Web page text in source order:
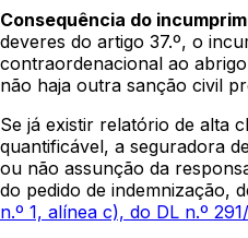
Consequência do
deveres do artigo 37.º, o
contraordenacional ao
não haja outra sanção civil
Se já existir relatório de alta
quantificável, a seguradora
ou não assunção da
do pedido de indemnização,
n.º 1, alínea c), do DL n.º